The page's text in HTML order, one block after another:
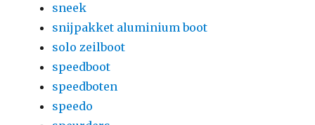
sneek
snijpakket aluminium boot
solo zeilboot
speedboot
speedboten
speedo